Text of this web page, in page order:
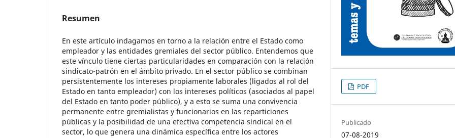
Resumen
En este artículo indagamos en torno a la relación entre el Estado como
empleador y las entidades gremiales del sector público. Entendemos que
este vínculo tiene ciertas particularidades en comparación con la relación
sindicato-patrón en el ámbito privado. En el sector público se combinan
persistentemente los intereses propiamente laborales (ligados al rol del
Estado en tanto empleador) con los intereses políticos (asociados al papel
del Estado en tanto poder público), y a esto se suma una convivencia
permanente entre gremialistas y funcionarios en las reparticiones
públicas y la posibilidad de una efectiva competencia sindical en el
sector, lo que genera una dinámica específica entre los actores
PDF
Publicado
07-08-2019